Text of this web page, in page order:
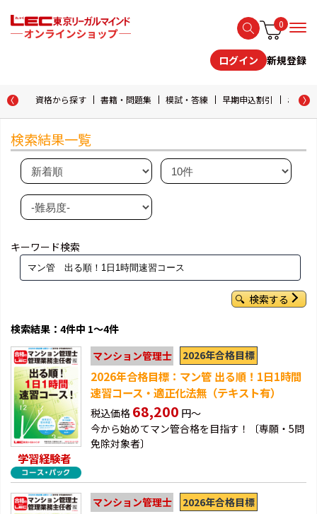
0
ログイン 新規登録
資格から探す 書籍・問題集 模試・答練 早期申込割引 おため
検索結果一覧
キーワード検索
検索する
検索結果：4件中 1～4件
学習経験者
マンション管理士 2026年合格目標
2026年合格目標：マン管 出る順！1日1時間
速習コース・適正化法無（テキスト有）
税込価格 68,200 円～
今から始めてマン管合格を目指す！〔専願・5問
免除対象者〕
マンション管理士 2026年合格目標